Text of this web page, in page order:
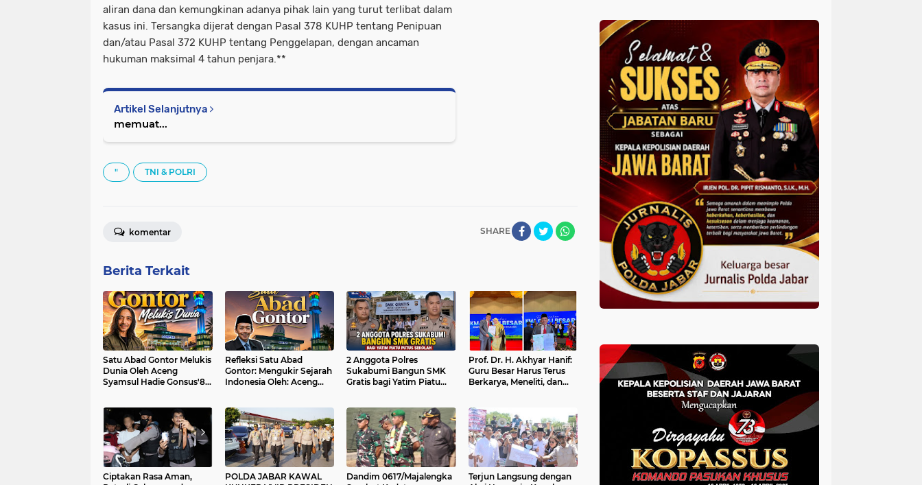
aliran dana dan kemungkinan adanya pihak lain yang turut terlibat dalam
kasus ini. Tersangka dijerat dengan Pasal 378 KUHP tentang Penipuan
dan/atau Pasal 372 KUHP tentang Penggelapan, dengan ancaman
hukuman maksimal 4 tahun penjara.**
Artikel Selanjutnya
memuat...
" TNI & POLRI
SHARE
komentar
Berita Terkait
Satu Abad Gontor Melukis
Dunia Oleh Aceng
Syamsul Hadie Gonsus'88
Periode 1986 - 1988
Refleksi Satu Abad
Gontor: Mengukir Sejarah
Indonesia Oleh: Aceng
2 Anggota Polres
Sukabumi Bangun SMK
Gratis bagi Yatim Piatu
Prof. Dr. H. Akhyar Hanif:
Guru Besar Harus Terus
Berkarya, Meneliti, dan
Ciptakan Rasa Aman,
POLDA JABAR KAWAL
Dandim 0617/Majalengka
Terjun Langsung dengan